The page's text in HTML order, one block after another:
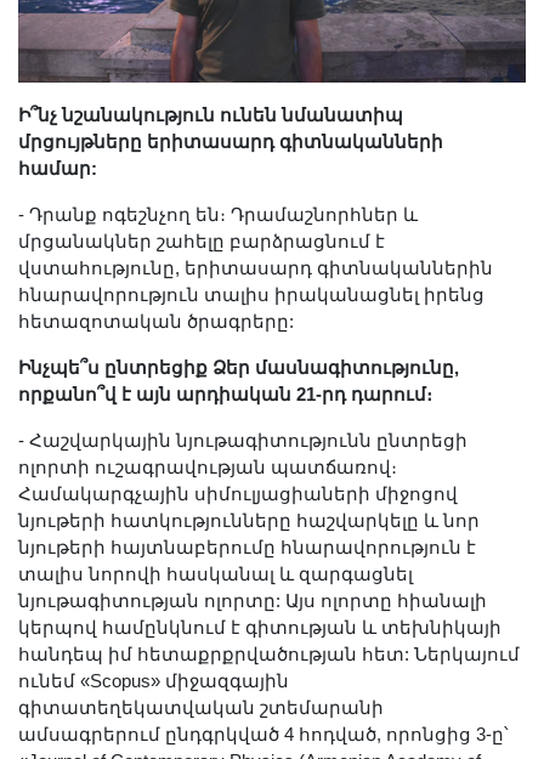
Ի՞նչ նշանակություն ունեն նմանատիպ
մրցույթները երիտասարդ գիտնականների
համար:
- Դրանք ոգեշնչող են։ Դրամաշնորհներ և
մրցանակներ շահելը բարձրացնում է
վստահությունը, երիտասարդ գիտնականներին
հնարավորություն տալիս իրականացնել իրենց
հետազոտական ծրագրերը:
Ինչպե՞ս ընտրեցիք Ձեր մասնագիտությունը,
որքանո՞վ է այն արդիական 21-րդ դարում։
- Հաշվարկային նյութագիտությունն ընտրեցի
ոլորտի ուշագրավության պատճառով։
Համակարգչային սիմուլյացիաների միջոցով
նյութերի հատկությունները հաշվարկելը և նոր
նյութերի հայտնաբերումը հնարավորություն է
տալիս նորովի հասկանալ և զարգացնել
նյութագիտության ոլորտը: Այս ոլորտը հիանալի
կերպով համընկնում է գիտության և տեխնիկայի
հանդեպ իմ հետաքրքրվածության հետ: Ներկայում
ունեմ «Scopus» միջազգային
գիտատեղեկատվական շտեմարանի
ամսագրերում ընդգրկված 4 հոդված, որոնցից 3-ը՝